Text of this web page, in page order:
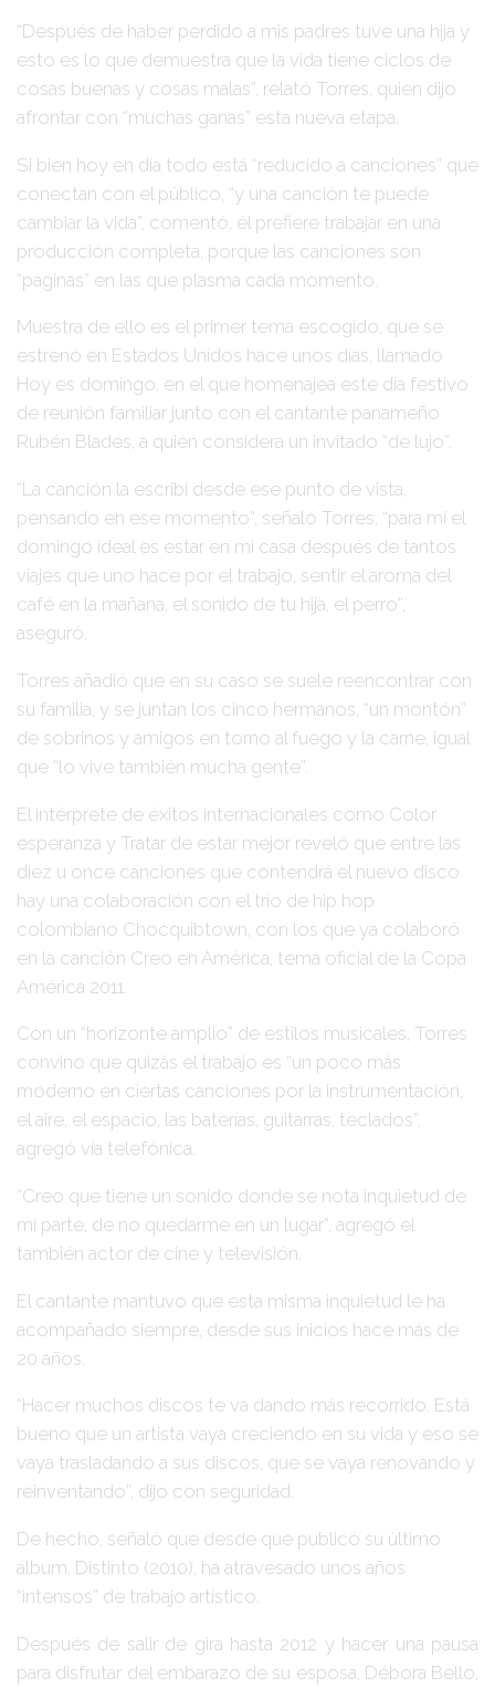
“Después de haber perdido a mis padres tuve una hija y
esto es lo que demuestra que la vida tiene ciclos de
cosas buenas y cosas malas”, relató Torres, quien dijo
afrontar con “muchas ganas” esta nueva etapa.
Si bien hoy en día todo está “reducido a canciones” que
conectan con el público, “y una canción te puede
cambiar la vida”, comentó, él prefiere trabajar en una
producción completa, porque las canciones son
“páginas” en las que plasma cada momento.
Muestra de ello es el primer tema escogido, que se
estrenó en Estados Unidos hace unos días, llamado
Hoy es domingo, en el que homenajea este día festivo
de reunión familiar junto con el cantante panameño
Rubén Blades, a quien considera un invitado “de lujo”.
“La canción la escribí desde ese punto de vista,
pensando en ese momento”, señaló Torres, “para mí el
domingo ideal es estar en mi casa después de tantos
viajes que uno hace por el trabajo, sentir el aroma del
café en la mañana, el sonido de tu hija, el perro”,
aseguró.
Torres añadió que en su caso se suele reencontrar con
su familia, y se juntan los cinco hermanos, “un montón”
de sobrinos y amigos en torno al fuego y la carne, igual
que “lo vive también mucha gente”.
El intérprete de éxitos internacionales como Color
esperanza y Tratar de estar mejor reveló que entre las
diez u once canciones que contendrá el nuevo disco
hay una colaboración con el trío de hip hop
colombiano Chocquibtown, con los que ya colaboró
en la canción Creo en América, tema oficial de la Copa
América 2011.
Con un “horizonte amplio” de estilos musicales, Torres
convino que quizás el trabajo es “un poco más
moderno en ciertas canciones por la instrumentación,
el aire, el espacio, las baterías, guitarras, teclados”,
agregó vía telefónica.
“Creo que tiene un sonido donde se nota inquietud de
mi parte, de no quedarme en un lugar”, agregó el
también actor de cine y televisión.
El cantante mantuvo que esta misma inquietud le ha
acompañado siempre, desde sus inicios hace más de
20 años.
“Hacer muchos discos te va dando más recorrido. Está
bueno que un artista vaya creciendo en su vida y eso se
vaya trasladando a sus discos, que se vaya renovando y
reinventando”, dijo con seguridad.
De hecho, señaló que desde que publicó su último
álbum, Distinto (2010), ha atravesado unos años
“intensos” de trabajo artístico.
Después de salir de gira hasta 2012 y hacer una pausa
para disfrutar del embarazo de su esposa, Débora Bello,